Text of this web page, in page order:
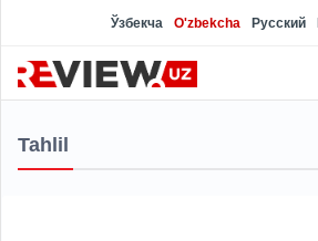
Ўзбекча O'zbekcha Русский
Tahlil